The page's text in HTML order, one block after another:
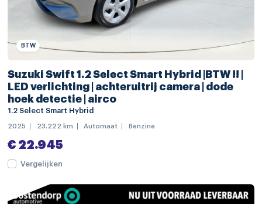
extra getint glas
keyless entry
LED dagrijverlichting
LED koplampen
mistlampen voor
Apple Carplay/Android Auto
navigatiesysteem full map
Bluetooth telefoonvoorbereiding
BTW
Suzuki Swift 1.2 Select Smart Hybrid |BTW !! |
LED verlichting | achteruitrij camera | dode
hoek detectie | airco
1.2 Select Smart Hybrid
2025 23.222 km Automaat Benzine
€ 22.945
Vergelijken